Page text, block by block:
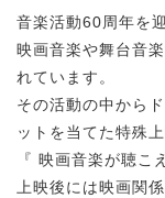
音楽活動60周年を
映画音楽や舞台音
れています。
その活動の中から
ットを当てた特殊
『 映画音楽が聴こ
上映後には映画関